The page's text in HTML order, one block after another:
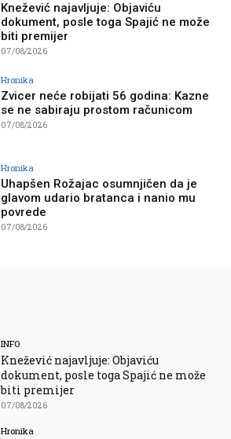
Knežević najavljuje: Objaviću
dokument, posle toga Spajić ne može
biti premijer
07/08/2026
Hronika
Zvicer neće robijati 56 godina: Kazne
se ne sabiraju prostom računicom
07/08/2026
Hronika
Uhapšen Rožajac osumnjičen da je
glavom udario bratanca i nanio mu
povrede
07/08/2026
INFO
Knežević najavljuje: Objaviću
dokument, posle toga Spajić ne može
biti premijer
07/08/2026
Hronika